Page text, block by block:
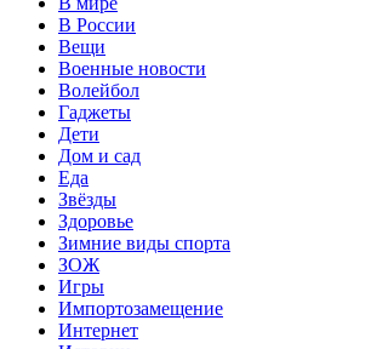
В России
Вещи
Военные новости
Волейбол
Гаджеты
Дети
Дом и сад
Еда
Звёзды
Здоровье
Зимние виды спорта
ЗОЖ
Игры
Импортозамещение
Интернет